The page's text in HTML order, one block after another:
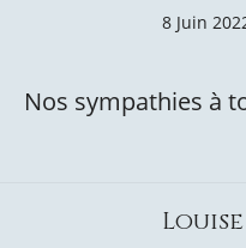
8 Juin
Nos sympathies à